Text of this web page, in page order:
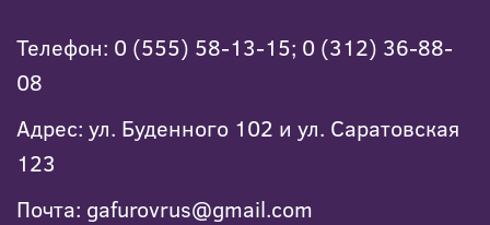
Телефон: 0 (555) 58-13-15; 0 (312) 36-88-
08
Адрес: ул. Буденного 102 и ул. Саратовская
123
Почта: gafurovrus@gmail.com